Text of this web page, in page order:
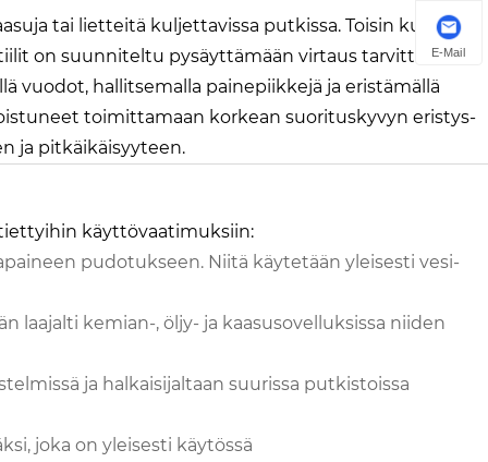
tai lietteitä kuljettavissa putkissa. Toisin kuin
on suunniteltu pysäyttämään virtaus tarvittaessa
vuodot, hallitsemalla painepiikkejä ja eristämällä
toimittamaan korkean suorituskyvyn eristys-
ja pitkäikäisyyteen.
käyttövaatimuksiin:
pudotukseen. Niitä käytetään yleisesti vesi-
laajalti kemian-, öljy- ja kaasusovelluksissa niiden
ja halkaisijaltaan suurissa putkistoissa
joka on yleisesti käytössä
E-Mail